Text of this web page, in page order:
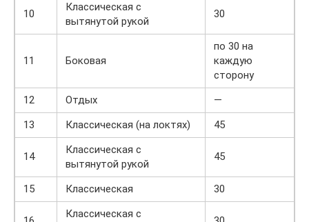
10
Классическая с
вытянутой рукой
30
11 Боковая
по 30 на
каждую
сторону
12
Отдых
—
13
Классическая (на локтях) 45
14
Классическая с
вытянутой рукой
45
15 Классическая 30
Классическая с